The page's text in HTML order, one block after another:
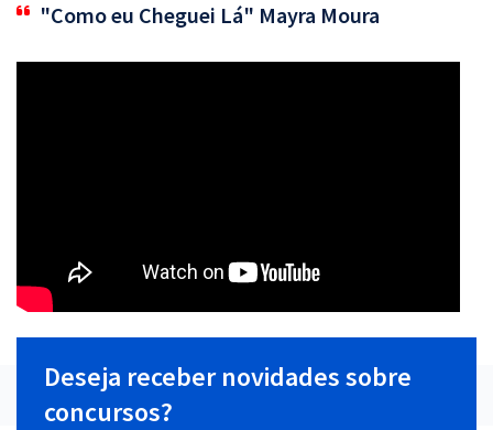
"Como eu Cheguei Lá" Mayra Moura
Deseja receber novidades sobre
concursos?